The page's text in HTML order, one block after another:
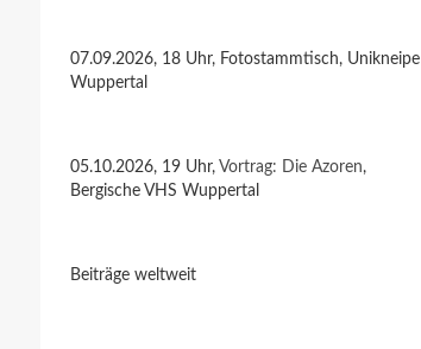
07.09.2026, 18 Uhr, Fotostammtisch, Unikneipe
Wuppertal
05.10.2026, 19 Uhr, Vortrag: Die Azoren,
Bergische VHS Wuppertal
Beiträge weltweit